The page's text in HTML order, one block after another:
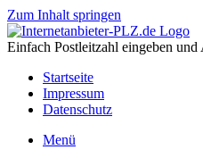
Zum Inhalt springen
Einfach Postleitzahl eingeben und
Startseite
Impressum
Datenschutz
Menü